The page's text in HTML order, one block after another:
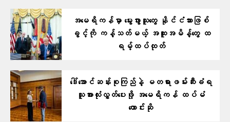
အမေရိကန်မှာ မွေးဖွားသူတွေ နိုင်ငံသားဖြစ်
ခွင့်ကို ကန့်သတ်မယ့် အထူးအမိန့်တွေ ထ
ရမ့်ထပ်ထုတ်
ဒေါ်အောင်ဆန်းစုကြည်နဲ့ မတရားဖမ်းဆီးခံရ
သူအားလုံးလွှတ်ပေးဖို့ အမေရိကန် ထပ်မံ
တောင်းဆို